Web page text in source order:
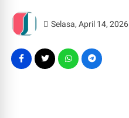
Selasa, April 14, 2026